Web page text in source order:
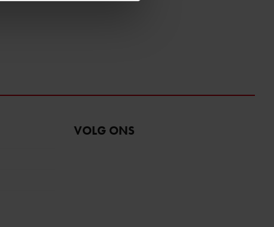
te bieden en om ons
partners voor social
informatie die u aan ze heeft
VOLG ONS